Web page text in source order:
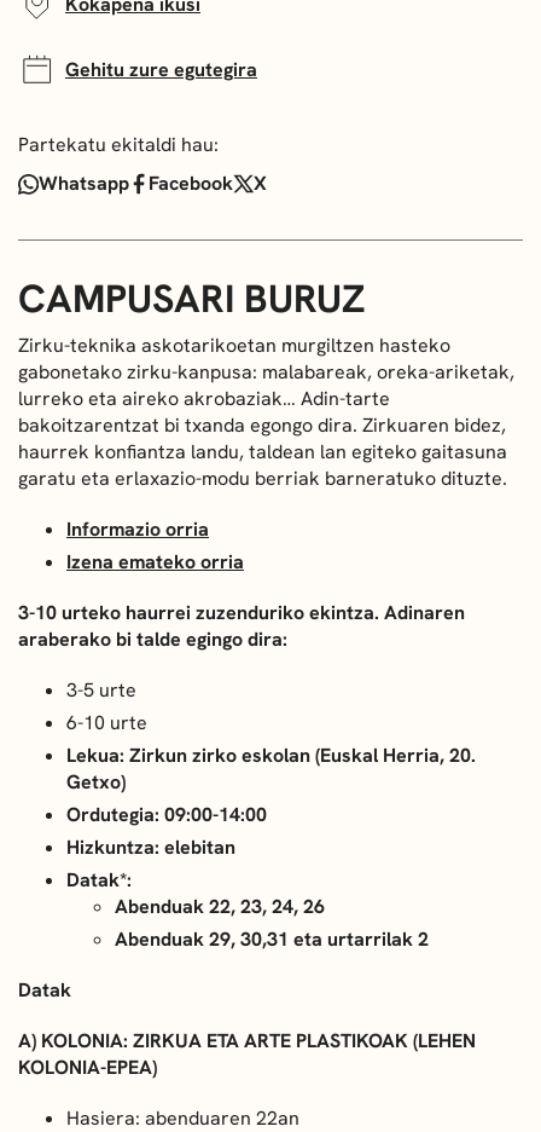
Gehitu zure egutegira
Partekatu ekitaldi hau:
Whatsapp
Facebook X
CAMPUSARI BURUZ
Zirku-teknika askotarikoetan murgiltzen hasteko
gabonetako zirku-kanpusa: malabareak, oreka-ariketak,
lurreko eta aireko akrobaziak… Adin-tarte
bakoitzarentzat bi txanda egongo dira. Zirkuaren bidez,
haurrek konfiantza landu, taldean lan egiteko gaitasuna
garatu eta erlaxazio-modu berriak barneratuko dituzte.
Informazio orria
Izena emateko orria
3-10 urteko haurrei zuzenduriko ekintza. Adinaren
araberako bi talde egingo dira:
3-5 urte
6-10 urte
Lekua: Zirkun zirko eskolan (Euskal Herria, 20.
Getxo)
Ordutegia: 09:00-14:00
Hizkuntza: elebitan
Datak*:
Abenduak 22, 23, 24, 26
Abenduak 29, 30,31 eta urtarrilak 2
Datak
A) KOLONIA: ZIRKUA ETA ARTE PLASTIKOAK (LEHEN
KOLONIA-EPEA)
Hasiera: abenduaren 22an